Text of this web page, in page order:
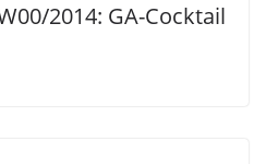
2014: GA-Cocktail